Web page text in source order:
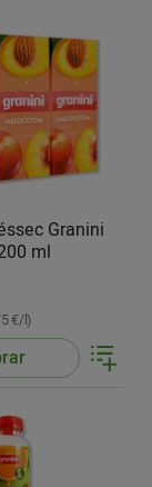
Granini
ml
€/l)